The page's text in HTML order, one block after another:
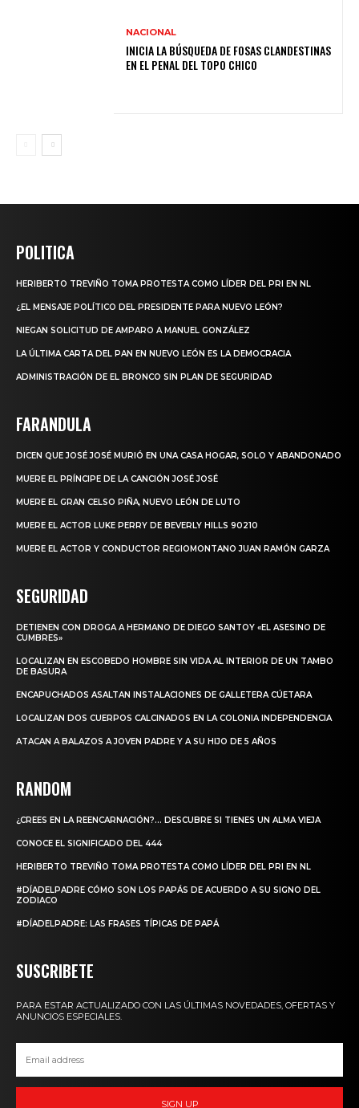
NACIONAL
INICIA LA BÚSQUEDA DE FOSAS CLANDESTINAS
EN EL PENAL DEL TOPO CHICO
POLITICA
HERIBERTO TREVIÑO TOMA PROTESTA COMO LÍDER DEL PRI EN NL
¿EL MENSAJE POLÍTICO DEL PRESIDENTE PARA NUEVO LEÓN?
NIEGAN SOLICITUD DE AMPARO A MANUEL GONZÁLEZ
LA ÚLTIMA CARTA DEL PAN EN NUEVO LEÓN ES LA DEMOCRACIA
ADMINISTRACIÓN DE EL BRONCO SIN PLAN DE SEGURIDAD
FARANDULA
DICEN QUE JOSÉ JOSÉ MURIÓ EN UNA CASA HOGAR, SOLO Y ABANDONADO
MUERE EL PRÍNCIPE DE LA CANCIÓN JOSÉ JOSÉ
MUERE EL GRAN CELSO PIÑA, NUEVO LEÓN DE LUTO
MUERE EL ACTOR LUKE PERRY DE BEVERLY HILLS 90210
MUERE EL ACTOR Y CONDUCTOR REGIOMONTANO JUAN RAMÓN GARZA
SEGURIDAD
DETIENEN CON DROGA A HERMANO DE DIEGO SANTOY «EL ASESINO DE
CUMBRES»
LOCALIZAN EN ESCOBEDO HOMBRE SIN VIDA AL INTERIOR DE UN TAMBO
DE BASURA
ENCAPUCHADOS ASALTAN INSTALACIONES DE GALLETERA CÚETARA
LOCALIZAN DOS CUERPOS CALCINADOS EN LA COLONIA INDEPENDENCIA
ATACAN A BALAZOS A JOVEN PADRE Y A SU HIJO DE 5 AÑOS
RANDOM
¿CREES EN LA REENCARNACIÓN?… DESCUBRE SI TIENES UN ALMA VIEJA
CONOCE EL SIGNIFICADO DEL 444
HERIBERTO TREVIÑO TOMA PROTESTA COMO LÍDER DEL PRI EN NL
#DÍADELPADRE CÓMO SON LOS PAPÁS DE ACUERDO A SU SIGNO DEL
ZODIACO
#DÍADELPADRE: LAS FRASES TÍPICAS DE PAPÁ
SUSCRIBETE
PARA ESTAR ACTUALIZADO CON LAS ÚLTIMAS NOVEDADES, OFERTAS Y
ANUNCIOS ESPECIALES.
SIGN UP